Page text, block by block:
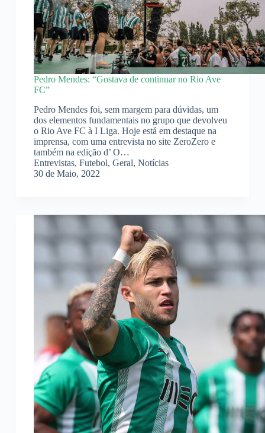
Pedro Mendes: “Gostava de continuar no Rio Ave
FC”
Pedro Mendes foi, sem margem para dúvidas, um
dos elementos fundamentais no grupo que devolveu
o Rio Ave FC à I Liga. Hoje está em destaque na
imprensa, com uma entrevista no site ZeroZero e
também na edição d’ O…
Entrevistas, Futebol, Geral, Notícias
30 de Maio, 2022